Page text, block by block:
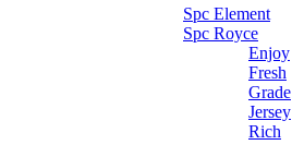
Spc Element
Spc Royce
Enjoy
Fresh
Grade
Jersey
Rich